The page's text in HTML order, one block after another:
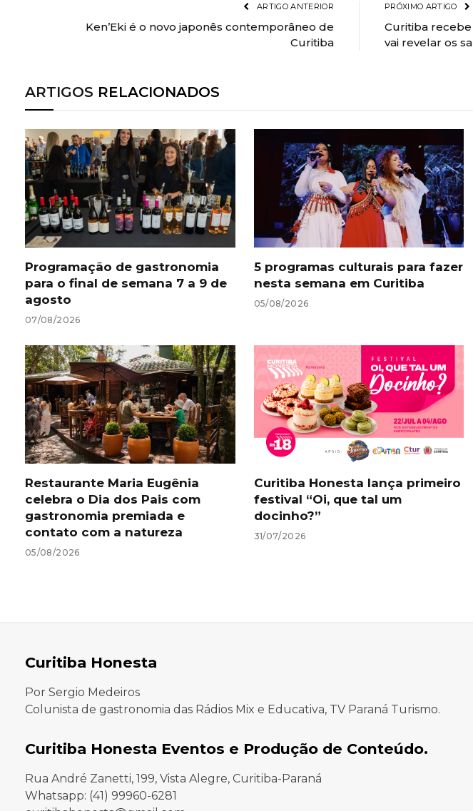
ARTIGO ANTERIOR
Ken’Eki é o novo japonês contemporâneo de
Curitiba
PRÓXIMO ARTIGO
Curitiba recebe
vai revelar os
ARTIGOS RELACIONADOS
Programação de gastronomia
para o final de semana 7 a 9 de
agosto
07/08/2026
5 programas culturais para fazer
nesta semana em Curitiba
05/08/2026
Restaurante Maria Eugênia
celebra o Dia dos Pais com
gastronomia premiada e
contato com a natureza
05/08/2026
Curitiba Honesta lança primeiro
festival “Oi, que tal um
docinho?”
31/07/2026
Curitiba Honesta
Por Sergio Medeiros
Colunista de gastronomia das Rádios Mix e Educativa, TV Paraná Turismo.
Curitiba Honesta Eventos e Produção de Conteúdo.
Rua André Zanetti, 199, Vista Alegre, Curitiba-Paraná
Whatsapp: (41) 99960-6281